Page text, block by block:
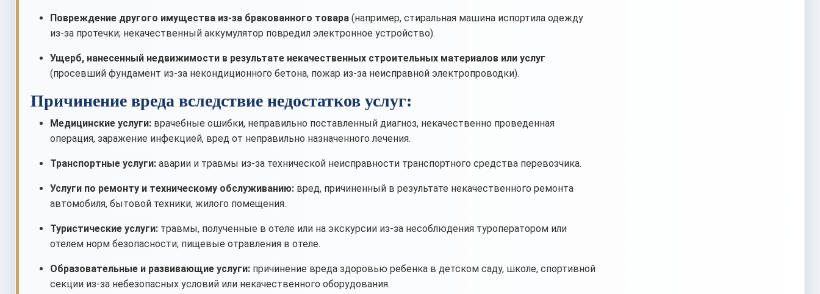
Повреждение другого имущества из-за бракованного товара (например, стиральная машина испортила одежду
из-за протечки; некачественный аккумулятор повредил электронное устройство).
Ущерб, нанесенный недвижимости в результате некачественных строительных материалов или услуг
(просевший фундамент из-за некондиционного бетона, пожар из-за неисправной электропроводки).
Причинение вреда вследствие недостатков услуг:
Медицинские услуги: врачебные ошибки, неправильно поставленный диагноз, некачественно проведенная
операция, заражение инфекцией, вред от неправильно назначенного лечения.
Транспортные услуги: аварии и травмы из-за технической неисправности транспортного средства перевозчика.
Услуги по ремонту и техническому обслуживанию: вред, причиненный в результате некачественного ремонта
автомобиля, бытовой техники, жилого помещения.
Туристические услуги: травмы, полученные в отеле или на экскурсии из-за несоблюдения туроператором или
отелем норм безопасности; пищевые отравления в отеле.
Образовательные и развивающие услуги: причинение вреда здоровью ребенка в детском саду, школе, спортивной
секции из-за небезопасных условий или некачественного оборудования.